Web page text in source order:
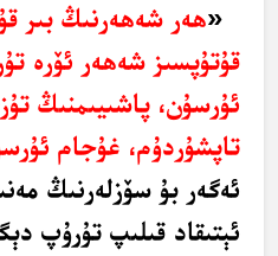
«ھەر شەھەرنىڭ بىر
قۇتۇپسىز شەھەر ئۆرە
ئۇرسۇن، پاشىيىمنىڭ
تاپشۇردۇم، غۇجام
ئەگەر بۇ سۆزلەرنىڭ
ئېتىقاد قىلىپ تۇرۇپ